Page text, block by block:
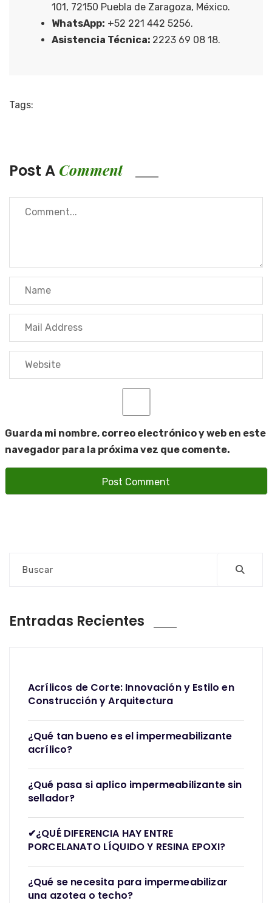
101, 72150 Puebla de Zaragoza, México.
WhatsApp: +52 221 442 5256.
Asistencia Técnica: 2223 69 08 18.
Tags:
Post A Comment
Guarda mi nombre, correo electrónico y web en este
navegador para la próxima vez que comente.
Entradas Recientes
Acrílicos de Corte: Innovación y Estilo en
Construcción y Arquitectura
¿Qué tan bueno es el impermeabilizante
acrílico?
¿Qué pasa si aplico impermeabilizante sin
sellador?
✔¿QUÉ DIFERENCIA HAY ENTRE
PORCELANATO LÍQUIDO Y RESINA EPOXI?
¿Qué se necesita para impermeabilizar
una azotea o techo?